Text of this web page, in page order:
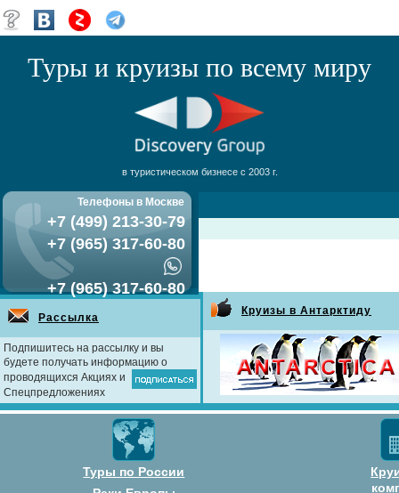
Туры и круизы по всему миру
в туристическом бизнесе с 2003 г.
Телефоны в Москве
+7 (499) 213-30-79
+7 (965) 317-60-80
+7 (965) 317-60-80
Рассылка
Подпишитесь на рассылку и вы
будете получать информацию о
проводящихся Акциях и
Спецпредложениях
Круизы в Антарктиду
Туры по России